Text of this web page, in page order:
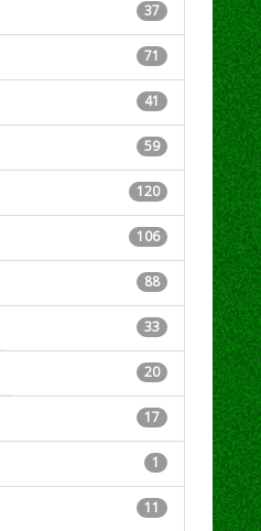
37
71
41
59
120
106
88
33
20
17
1
11